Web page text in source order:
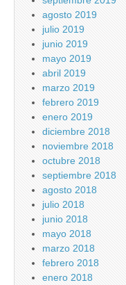
agosto 2019
julio 2019
junio 2019
mayo 2019
abril 2019
marzo 2019
febrero 2019
enero 2019
diciembre 2018
noviembre 2018
octubre 2018
septiembre 2018
agosto 2018
julio 2018
junio 2018
mayo 2018
marzo 2018
febrero 2018
enero 2018